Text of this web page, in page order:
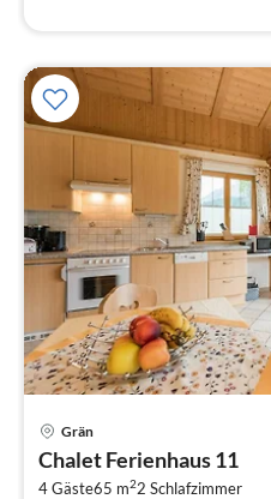
Grän
Chalet Ferienhaus 11
4 Gäste65 m22 Schlafzimmer